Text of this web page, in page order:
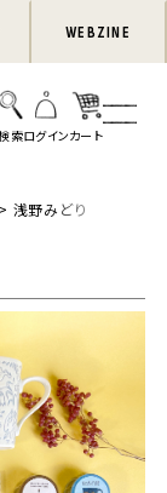
WEBZINE
浅野みどり